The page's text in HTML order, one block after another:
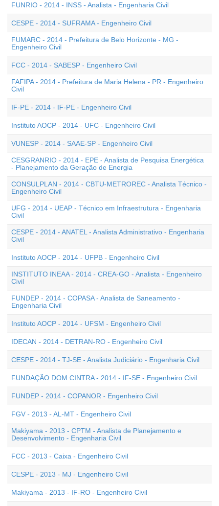
FUNRIO - 2014 - INSS - Analista - Engenharia Civil
CESPE - 2014 - SUFRAMA - Engenheiro Civil
FUMARC - 2014 - Prefeitura de Belo Horizonte - MG -
Engenheiro Civil
FCC - 2014 - SABESP - Engenheiro Civil
FAFIPA - 2014 - Prefeitura de Maria Helena - PR - Engenheiro
Civil
IF-PE - 2014 - IF-PE - Engenheiro Civil
Instituto AOCP - 2014 - UFC - Engenheiro Civil
VUNESP - 2014 - SAAE-SP - Engenheiro Civil
CESGRANRIO - 2014 - EPE - Analista de Pesquisa Energética
- Planejamento da Geração de Energia
CONSULPLAN - 2014 - CBTU-METROREC - Analista Técnico -
Engenheiro Civil
UFG - 2014 - UEAP - Técnico em Infraestrutura - Engenharia
Civil
CESPE - 2014 - ANATEL - Analista Administrativo - Engenharia
Civil
Instituto AOCP - 2014 - UFPB - Engenheiro Civil
INSTITUTO INEAA - 2014 - CREA-GO - Analista - Engenheiro
Civil
FUNDEP - 2014 - COPASA - Analista de Saneamento -
Engenharia Civil
Instituto AOCP - 2014 - UFSM - Engenheiro Civil
IDECAN - 2014 - DETRAN-RO - Engenheiro Civil
CESPE - 2014 - TJ-SE - Analista Judiciário - Engenharia Civil
FUNDAÇÃO DOM CINTRA - 2014 - IF-SE - Engenheiro Civil
FUNDEP - 2014 - COPANOR - Engenheiro Civil
FGV - 2013 - AL-MT - Engenheiro Civil
Makiyama - 2013 - CPTM - Analista de Planejamento e
Desenvolvimento - Engenharia Civil
FCC - 2013 - Caixa - Engenheiro Civil
CESPE - 2013 - MJ - Engenheiro Civil
Makiyama - 2013 - IF-RO - Engenheiro Civil